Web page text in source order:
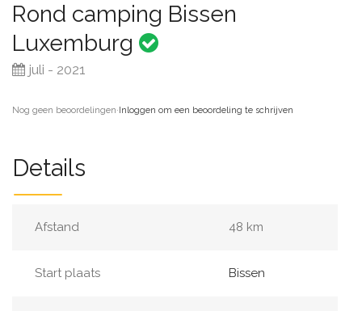
Rond camping Bissen
Luxemburg
juli - 2021
Nog geen beoordelingen·Inloggen om een beoordeling te schrijven
Details
Afstand 48 km
Start plaats Bissen